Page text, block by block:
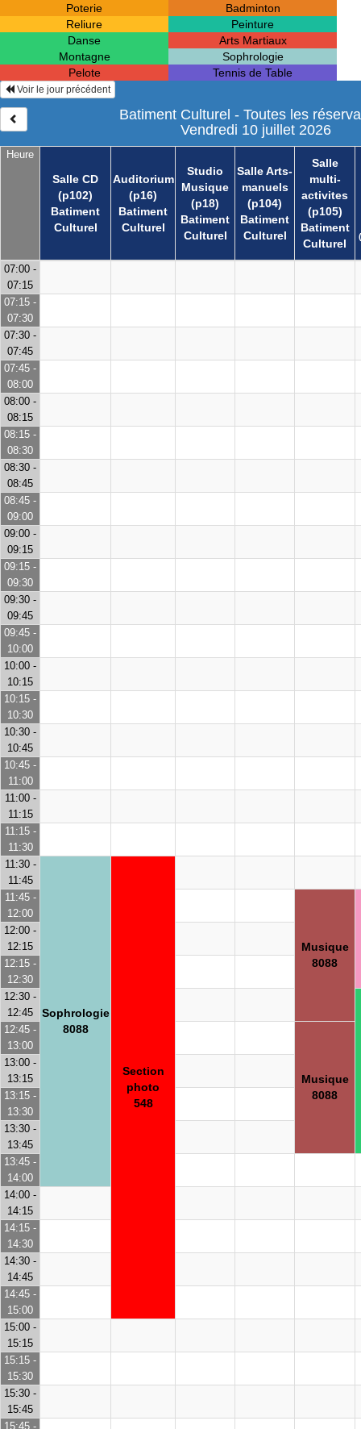
Poterie
Badminton
Reliure
Peinture
Danse
Arts Martiaux
Montagne
Sophrologie
Pelote
Tennis de Table
Heure
Salle CD
(p102)
Batiment
Culturel
Auditorium
(p16)
Batiment
Culturel
Studio
Musique
(p18)
Batiment
Culturel
Salle Arts-
manuels
(p104)
Batiment
Culturel
Salle
multi-
activites
(p105)
Batiment
Culturel
Voir le jour précédent
Batiment Culturel - Toutes les
Vendredi 10 juillet 2026
07:00 -
07:15
07:15 -
07:30
07:30 -
07:45
07:45 -
08:00
08:00 -
08:15
08:15 -
08:30
08:30 -
08:45
08:45 -
09:00
09:00 -
09:15
09:15 -
09:30
09:30 -
09:45
09:45 -
10:00
10:00 -
10:15
10:15 -
10:30
10:30 -
10:45
10:45 -
11:00
11:00 -
11:15
11:15 -
11:30
11:30 -
11:45
Sophrologie
8088
Section
photo
548
11:45 -
12:00
Musique
8088
12:00 -
12:15
12:15 -
12:30
12:30 -
12:45
12:45 -
13:00
Musique
8088
13:00 -
13:15
13:15 -
13:30
13:30 -
13:45
13:45 -
14:00
14:00 -
14:15
14:15 -
14:30
14:30 -
14:45
14:45 -
15:00
15:00 -
15:15
15:15 -
15:30
15:30 -
15:45
15:45 -